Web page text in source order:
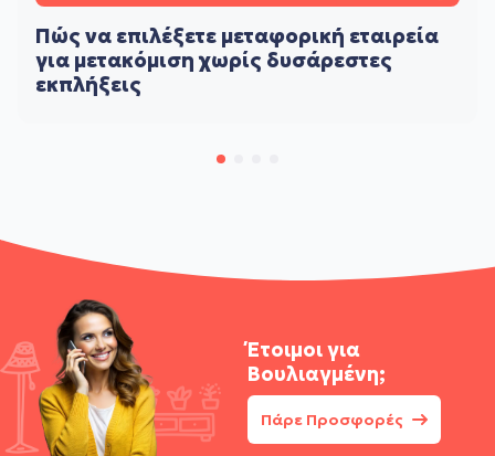
Πώς να επιλέξετε μεταφορική εταιρεία
για μετακόμιση χωρίς δυσάρεστες
εκπλήξεις
Έτοιμοι για
Βουλιαγμένη;
Πάρε Προσφορές